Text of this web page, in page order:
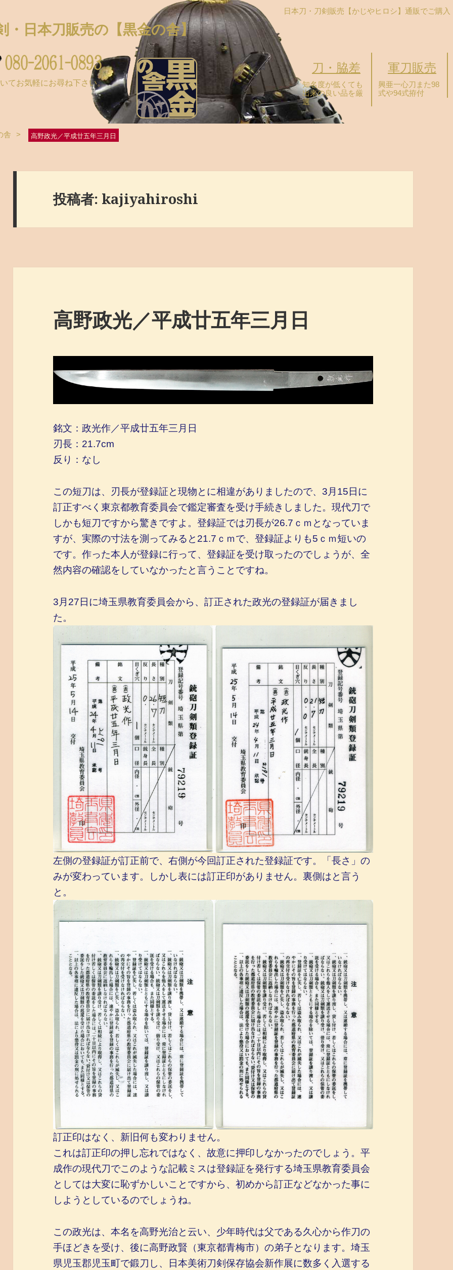
日本刀・刀剣販売【かじやヒロシ】 通販でご購入
・日本刀販売の 【黒金の舎】
てお気軽にお尋ね下さい。
軍刀販売
興亜一心刀また98
式や94式拵付
刀・脇差
知名度が低くても
出来の良い品を厳
選
舎 > 高野政光／平成廿五年三月日
投稿者: kajiyahiroshi
高野政光／平成廿五年三月日
銘文：政光作／平成廿五年三月日
刃長：21.7cm
反り：なし
この短刀は、刃長が登録証と現物とに相違がありましたので、3月15日に
訂正すべく東京都教育委員会で鑑定審査を受け手続きしました。現代刀で
しかも短刀ですから驚きですよ。登録証では刃長が26.7ｃｍとなっていま
すが、実際の寸法を測ってみると21.7ｃｍで、登録証よりも5ｃｍ短いの
です。作った本人が登録に行って、登録証を受け取ったのでしょうが、全
然内容の確認をしていなかったと言うことですね。
3月27日に埼玉県教育委員会から、訂正された政光の登録証が届きまし
た。
左側の登録証が訂正前で、右側が今回訂正された登録証です。「長さ」の
みが変わっています。しかし表には訂正印がありません。裏側はと言う
と。
訂正印はなく、新旧何も変わりません。
これは訂正印の押し忘れではなく、故意に押印しなかったのでしょう。平
成作の現代刀でこのような記載ミスは登録証を発行する埼玉県教育委員会
としては大変に恥ずかしいことですから、初めから訂正などなかった事に
しようとしているのでしょうね。
この政光は、本名を高野光治と云い、少年時代は父である久心から作刀の
手ほどきを受け、後に高野政賢（東京都青梅市）の弟子となります。埼玉
県児玉郡児玉町で鍛刀し、日本美術刀剣保存協会新作展に数多く入選する